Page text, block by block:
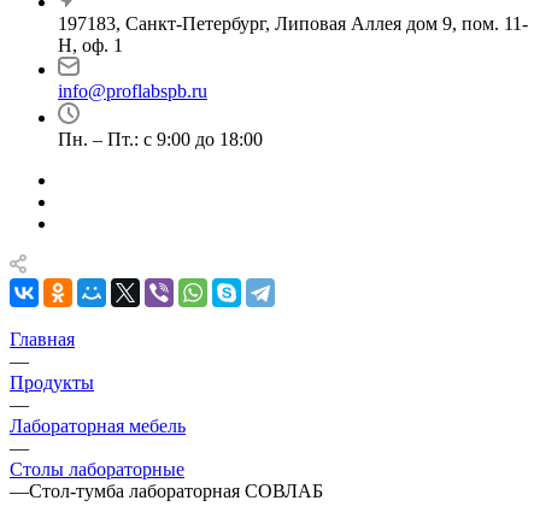
197183, Санкт-Петербург, Липовая Аллея дом 9, пом. 11-
Н, оф. 1
info@proflabspb.ru
Пн. – Пт.: с 9:00 до 18:00
Главная
—
Продукты
—
Лабораторная мебель
—
Столы лабораторные
—Стол-тумба лабораторная СОВЛАБ